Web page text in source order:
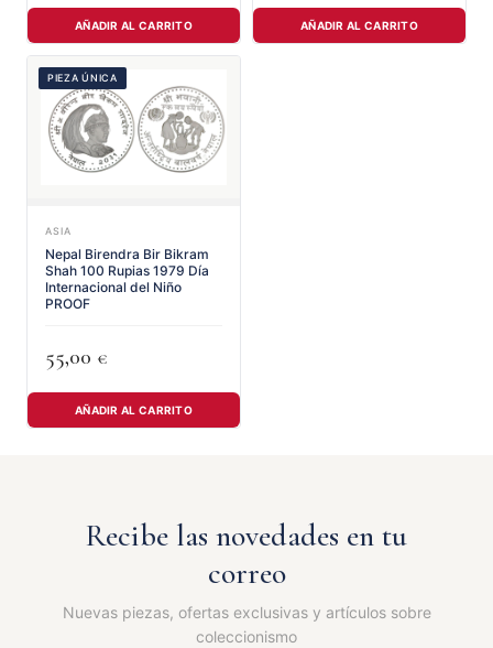
AÑADIR AL CARRITO AÑADIR AL CARRITO
PIEZA ÚNICA
ASIA
Nepal Birendra Bir Bikram
Shah 100 Rupias 1979 Día
Internacional del Niño
PROOF
55,00 €
AÑADIR AL CARRITO
Recibe las novedades en tu
correo
Nuevas piezas, ofertas exclusivas y artículos sobre
coleccionismo